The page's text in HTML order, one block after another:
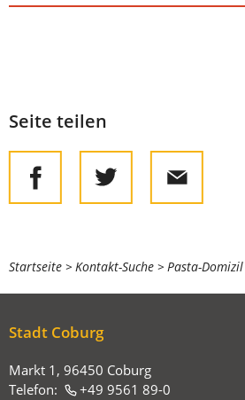
Seite teilen
Sie
befinden
sich
Startseite Kontakt-Suche Pasta-Domizil
Stadt Coburg
Markt 1, 96450 Coburg
Telefon:
+49 9561 89-0